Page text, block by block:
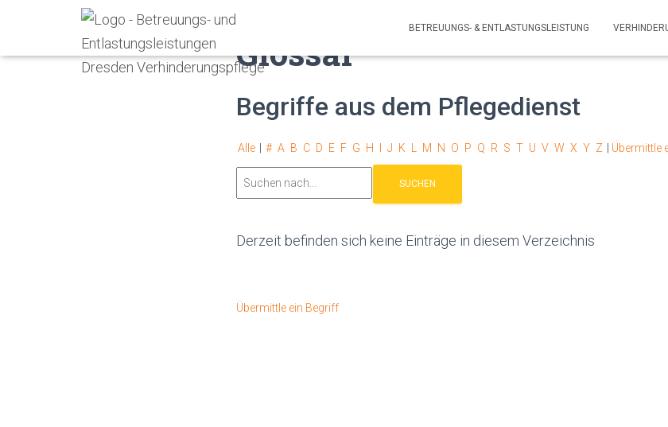
BETREUUNGS- & ENTLASTUNGSLEISTUNG
Glossar
Begriffe aus dem Pflegedienst
Alle # A B C D E F G H J K M N O P Q R S T U V W X Y Z Übermittle
Derzeit befinden sich keine Einträge in diesem Verzeichnis
Übermittle ein Begriff